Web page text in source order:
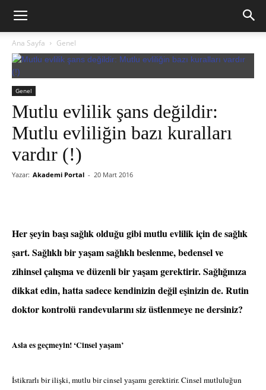
Ana Sayfa Genel
Genel
Mutlu evlilik şans değildir:
Mutlu evliliğin bazı kuralları
vardır (!)
Yazar: Akademi Portal - 20 Mart 2016
Her şeyin başı sağlık olduğu gibi mutlu evlilik için de sağlık
şart. Sağlıklı bir yaşam sağlıklı beslenme, bedensel ve
zihinsel çalışma ve düzenli bir yaşam gerektirir. Sağlığınıza
dikkat edin, hatta sadece kendinizin değil eşinizin de. Rutin
doktor kontrolü randevularını siz üstlenmeye ne dersiniz?
Asla es geçmeyin! ‘Cinsel yaşam’
İstikrarlı bir ilişki, mutlu bir cinsel yaşamı gerektirir. Cinsel mutluluğun